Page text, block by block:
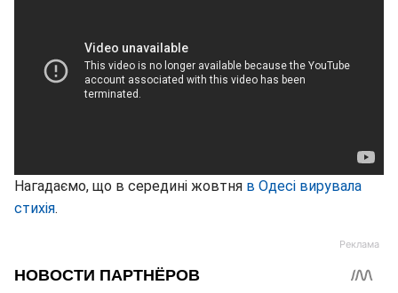
Нагадаємо, що в середині жовтня в Одесі вирувала
стихія.